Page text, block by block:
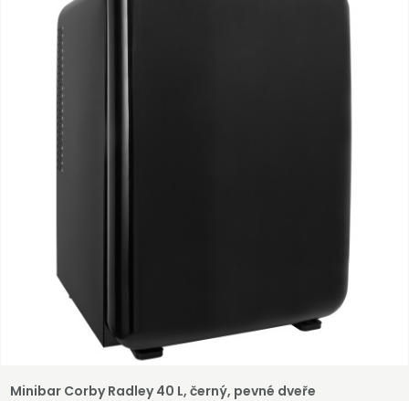
Minibar Corby Radley 40 L, černý, pevné dveře